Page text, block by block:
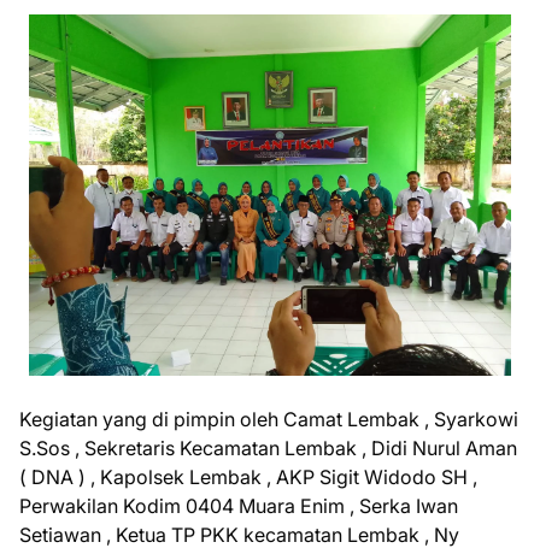
Kegiatan yang di pimpin oleh Camat Lembak , Syarkowi
S.Sos , Sekretaris Kecamatan Lembak , Didi Nurul Aman
( DNA ) , Kapolsek Lembak , AKP Sigit Widodo SH ,
Perwakilan Kodim 0404 Muara Enim , Serka Iwan
Setiawan , Ketua TP PKK kecamatan Lembak , Ny